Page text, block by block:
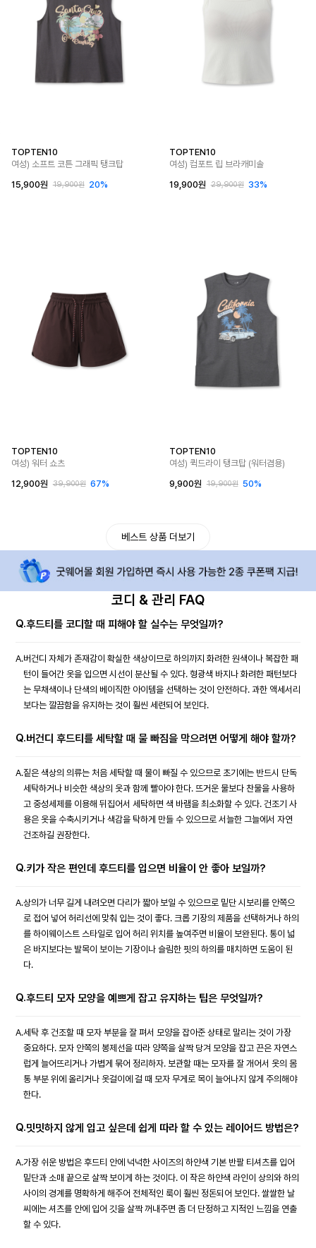
TOPTEN10
여성) 소프트 코튼 그래픽 탱크탑
15,900원
19,900원 20%
TOPTEN10
여성) 컴포트 립 브라캐미솔
19,900원
29,900원 33%
TOPTEN10
여성) 워터 쇼츠
12,900원
39,900원 67%
TOPTEN10
여성) 퀵드라이 탱크탑 (워터겸용)
9,900원
19,900원 50%
베스트 상품 더보기
코디 & 관리 FAQ
Q.후드티를 코디할 때 피해야 할 실수는 무엇일까?
A.버건디 자체가 존재감이 확실한 색상이므로 하의까지 화려한 원색이나 복잡한 패
턴이 들어간 옷을 입으면 시선이 분산될 수 있다. 형광색 바지나 화려한 패턴보다
는 무채색이나 단색의 베이직한 아이템을 선택하는 것이 안전하다. 과한 액세서리
보다는 깔끔함을 유지하는 것이 훨씬 세련되어 보인다.
Q.버건디 후드티를 세탁할 때 물 빠짐을 막으려면 어떻게 해야 할까?
A.짙은 색상의 의류는 처음 세탁할 때 물이 빠질 수 있으므로 초기에는 반드시 단독
세탁하거나 비슷한 색상의 옷과 함께 빨아야 한다. 뜨거운 물보다 찬물을 사용하
고 중성세제를 이용해 뒤집어서 세탁하면 색 바램을 최소화할 수 있다. 건조기 사
용은 옷을 수축시키거나 색감을 탁하게 만들 수 있으므로 서늘한 그늘에서 자연
건조하길 권장한다.
Q.키가 작은 편인데 후드티를 입으면 비율이 안 좋아 보일까?
A.상의가 너무 길게 내려오면 다리가 짧아 보일 수 있으므로 밑단 시보리를 안쪽으
로 접어 넣어 허리선에 맞춰 입는 것이 좋다. 크롭 기장의 제품을 선택하거나 하의
를 하이웨이스트 스타일로 입어 허리 위치를 높여주면 비율이 보완된다. 통이 넓
은 바지보다는 발목이 보이는 기장이나 슬림한 핏의 하의를 매치하면 도움이 된
다.
Q.후드티 모자 모양을 예쁘게 잡고 유지하는 팁은 무엇일까?
A.세탁 후 건조할 때 모자 부분을 잘 펴서 모양을 잡아준 상태로 말리는 것이 가장
중요하다. 모자 안쪽의 봉제선을 따라 양쪽을 살짝 당겨 모양을 잡고 끈은 자연스
럽게 늘어뜨리거나 가볍게 묶어 정리하자. 보관할 때는 모자를 잘 개어서 옷의 몸
통 부분 위에 올리거나 옷걸이에 걸 때 모자 무게로 목이 늘어나지 않게 주의해야
한다.
Q.밋밋하지 않게 입고 싶은데 쉽게 따라 할 수 있는 레이어드 방법은?
A.가장 쉬운 방법은 후드티 안에 넉넉한 사이즈의 하얀색 기본 반팔 티셔츠를 입어
밑단과 소매 끝으로 살짝 보이게 하는 것이다. 이 작은 하얀색 라인이 상의와 하의
사이의 경계를 명확하게 해주어 전체적인 룩이 훨씬 정돈되어 보인다. 쌀쌀한 날
씨에는 셔츠를 안에 입어 깃을 살짝 꺼내주면 좀 더 단정하고 지적인 느낌을 연출
할 수 있다.